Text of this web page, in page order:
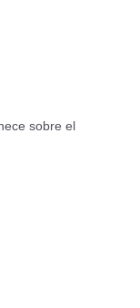
sobre el